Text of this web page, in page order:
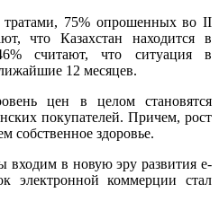
тратами, 75% опрошенных во II
что Казахстан находится в
считают, что ситуация в
12 месяцев.
цен в целом становятся
покупателей. Причем, рост
собственное здоровье.
входим в новую эру развития e-
электронной коммерции стал